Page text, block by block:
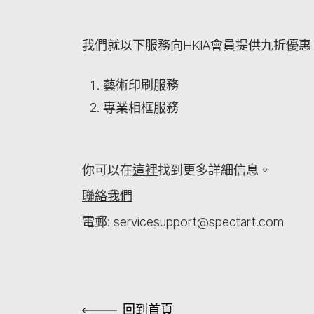
我們就以下服務向HKIA會員提供九折優惠
藝術印刷服務
專業相框服務
你可以在這裡找到更多詳細信息。
聯絡我們
電郵: servicesupport@spectart.com
回到首頁